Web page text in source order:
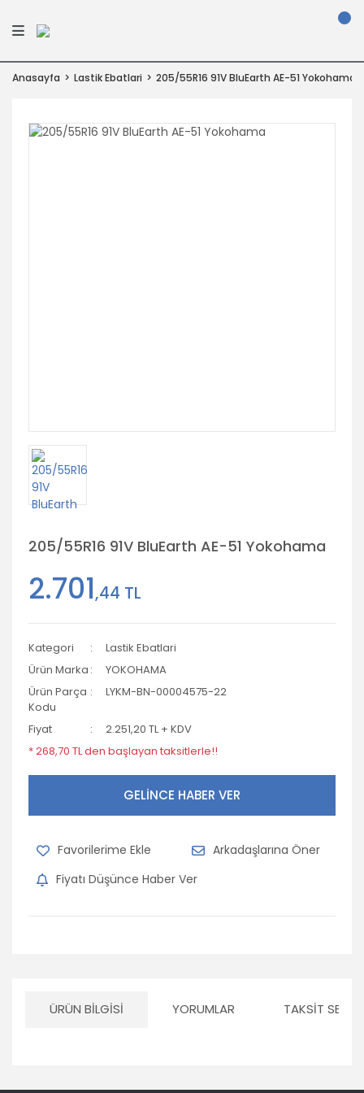
Anasayfa Lastik Ebatlari 205/55R16 91V BluEarth AE-51 Yokohama
205/55R16 91V BluEarth AE-51 Yokohama
2.701,44 TL
Kategori
Lastik Ebatlari
Ürün Marka
YOKOHAMA
Ürün Parça
Kodu
LYKM-BN-00004575-22
Fiyat
2.251,20 TL + KDV
* 268,70 TL den başlayan taksitlerle!!
GELİNCE HABER VER
Arkadaşlarına Öner
Fiyatı Düşünce Haber Ver
ÜRÜN BILGISI YORUMLAR TAKSIT
konularda yetersiz gördüğünüz noktaları öneri formunu